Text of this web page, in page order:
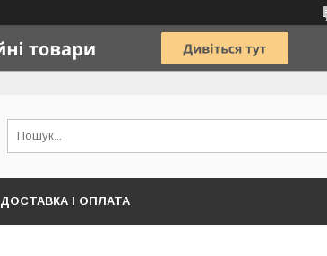
ДОСТАВКА І ОПЛАТА